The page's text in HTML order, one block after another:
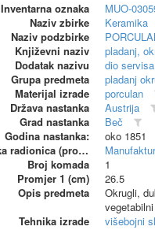
Inventarna oznaka
MUO-
Naziv zbirke
Keramika
Naziv podzbirke
Književni naziv
pladanj,
Dodatak nazivu
dio
Grupa predmeta
pladanj
Materijal izrade
porculan
Država nastanka
Austrija
Grad nastanka
Beč
Godina nastanka:
oko 1851
Autorska radionica (proizvođač)
Broj komada
1
Promjer 1 (cm)
26.5
Opis predmeta
Okrugli,
Tehnika izrade
višebojni